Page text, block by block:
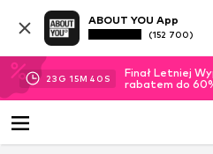
ABOUT YOU App
(152 700)
23 G 15M 40 S
Finał Letniej
rabatem do